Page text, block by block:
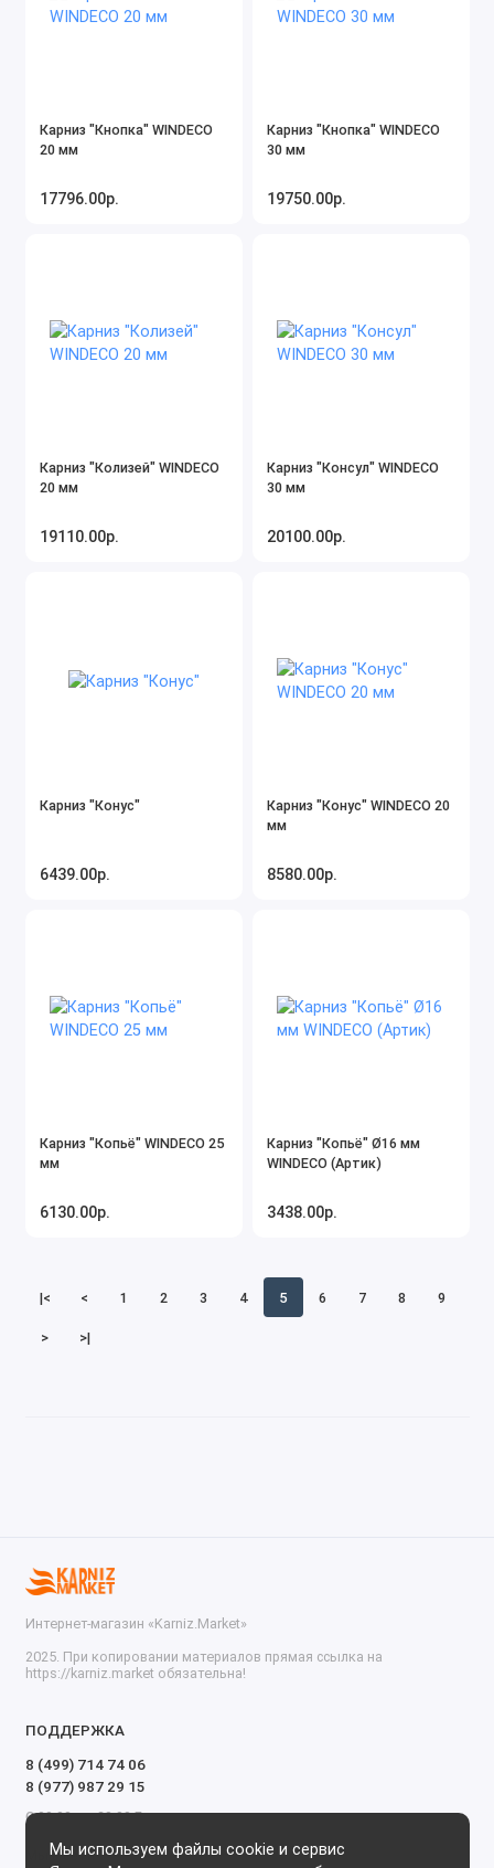
Карниз "Кнопка" WINDECO
20 мм
17796.00р.
Карниз "Кнопка" WINDECO
30 мм
19750.00р.
Карниз "Колизей" WINDECO
20 мм
19110.00р.
Карниз "Консул" WINDECO
30 мм
20100.00р.
Карниз "Конус"
6439.00р.
Карниз "Конус" WINDECO 20
мм
8580.00р.
Карниз "Копьё" WINDECO 25
мм
6130.00р.
Карниз "Копьё" Ø16 мм
WINDECO (Артик)
3438.00р.
|< < 1 2 3 4 5 6 7 8 9
> >|
Мы используем файлы cookie и сервис
Интернет-магазин «Karniz.Market»
2025. При копировании материалов прямая ссылка на
https://karniz.market обязательна!
ПОДДЕРЖКА
8 (499) 714 74 06
8 (977) 987 29 15
С 09.00 до 20.00 Без выходных и перерывов
Мы в сети